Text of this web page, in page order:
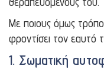
Με ποιους όμως
φροντίσει τον εαυτό
1. Σωματική